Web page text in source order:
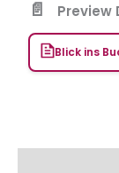
Preview
Blick ins